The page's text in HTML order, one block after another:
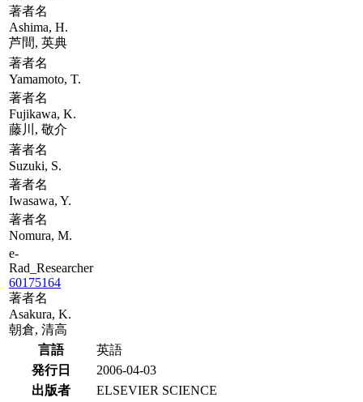
著者名
Ashima, H.
芦間, 英典
著者名
Yamamoto, T.
著者名
Fujikawa, K.
藤川, 敬介
著者名
Suzuki, S.
著者名
Iwasawa, Y.
著者名
Nomura, M.
e-
Rad_Researcher
60175164
著者名
Asakura, K.
朝倉, 清高
言語
英語
発行日
2006-04-03
出版者
ELSEVIER SCIENCE